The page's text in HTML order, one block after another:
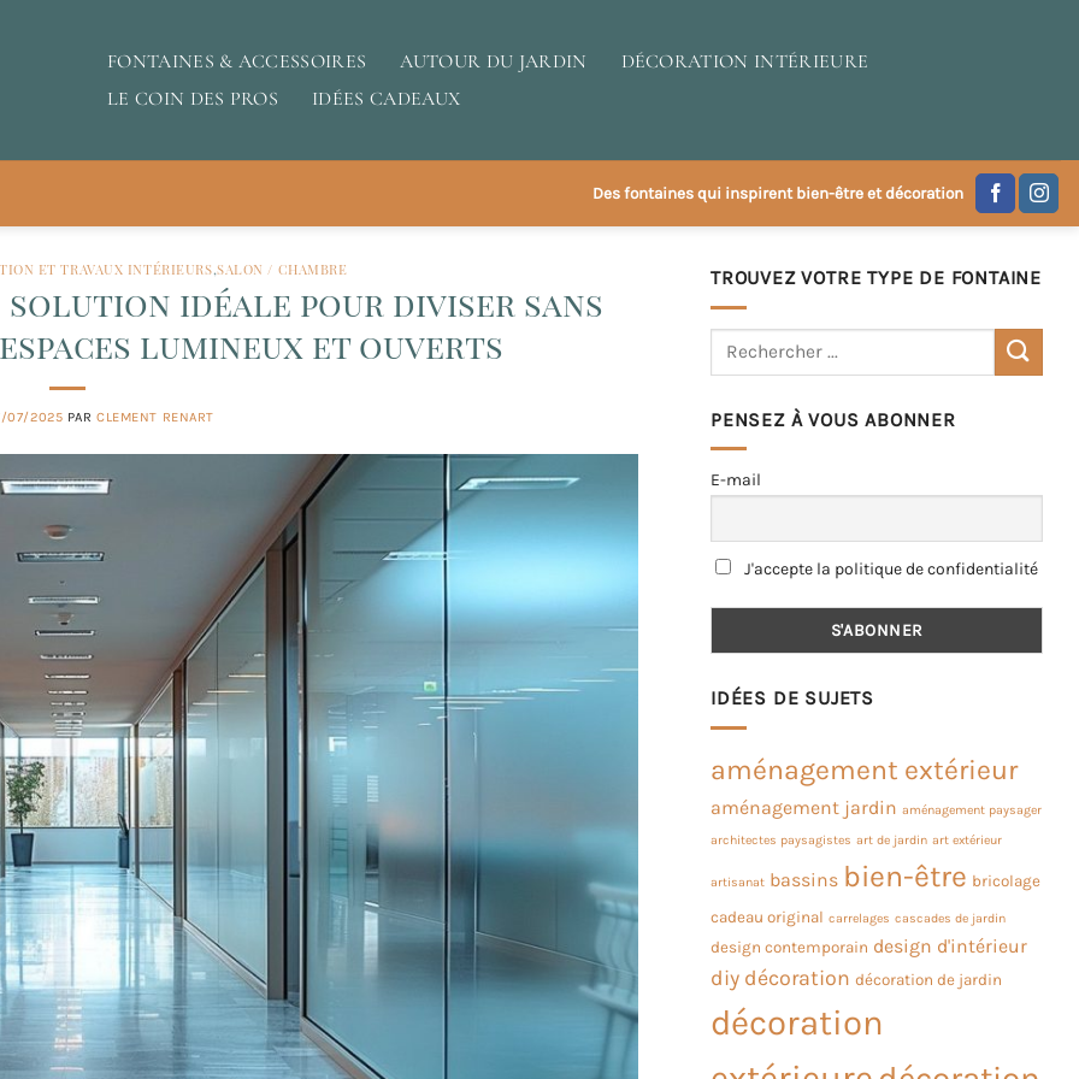
FONTAINES & ACCESSOIRES AUTOUR DU JARDIN
DÉCORATION INTÉRIEURE
LE COIN DES PROS
IDÉES CADEAUX
Des fontaines qui inspirent bien-être et décoration
ET TRAVAUX INTÉRIEURS,SALON / CHAMBRE
solution idéale pour diviser sans
lumineux et ouverts
07/2025 PARCLEMENT RENART
TROUVEZ VOTRE TYPE DE FONTAINE
PENSEZ À VOUS ABONNER
E-mail
J'accepte la politique de confidentialité
IDÉES DE SUJETS
aménagement extérieur
aménagement jardin aménagement paysager
architectes paysagistes art de jardin art extérieur
artisanat bassins bien-être bricolage
cadeau original carrelages cascades de jardin
design contemporain design d'intérieur
diy décoration décoration de jardin
décoration